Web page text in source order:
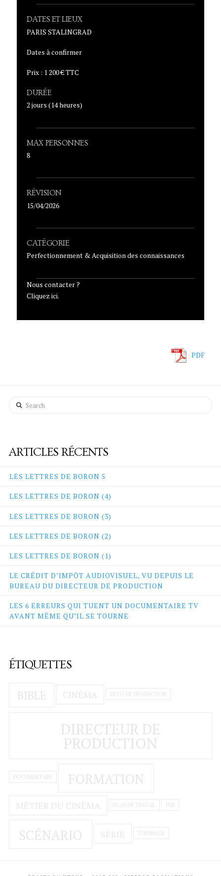
DATES ET LIEUX
PARIS STALINGRAD
Dates à confirmer
Prix : 1 200 € TTC
DURÉE
2 jours (14 heures)
MAX PERSONNES
8
RÉVISION
15/04/2026
CATÉGORIE
Perfectionnement & Acquisition des connaissances
Nous contacter ?
Cliquez ici.
PDF
Search
ARTICLES RÉCENTS
LES LETTRES DE BORON 5
LES LETTRES DE BORON (4)
LES LETTRES DE BORON (3)
LES LETTRES DE BORON (2)
LES LETTRES DE BORON (1)
LE CRÉDIT D’IMPÔT AUDIOVISUEL, VU DEPUIS LE
BUREAU DU DIRECTEUR DE PRODUCTION
LES 6 ERREURS QUI TUENT UN DOCUMENTAIRE TV
AVANT MÊME QU’IL SE TOURNE
ÉTIQUETTES
BIBLE CINÉMA DEVIS DE PRODUCTION
DIRECTEUR DE
PRODUCTION
DOCUMENTAIRE FORMATION
MÉTIER DU CINÉMA PLAN DE TRAVAIL PUB
SCÉNARIO SÉRIE TOURNAGE